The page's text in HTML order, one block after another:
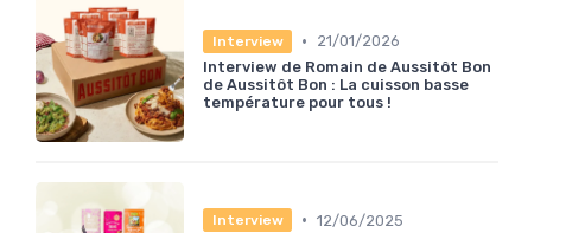
Interview •
21/01/2026
Interview de Romain de Aussitôt Bon
de Aussitôt Bon : La cuisson basse
température pour tous !
Interview • 12/06/2025